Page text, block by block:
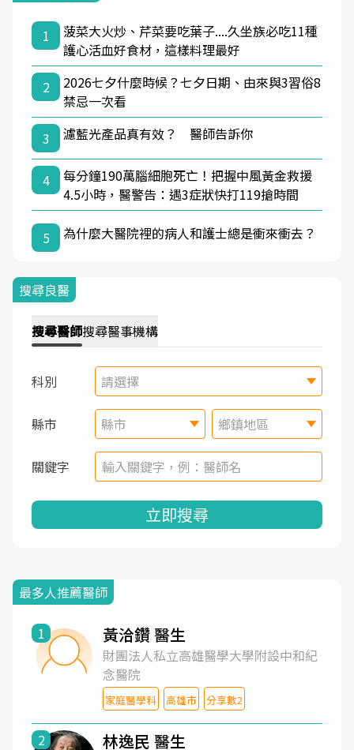
1
菠菜大火炒、芹菜要吃葉子....久坐族必吃11種
護心活血好食材，這樣料理最好
2
2026七夕什麼時候？七夕日期、由來與3習俗8
禁忌一次看
3
濾藍光產品真有效？ 醫師告訴你
4
每分鐘190萬腦細胞死亡！把握中風黃金救援
4.5小時，醫警告：遇3症狀快打119搶時間
5 為什麼大醫院裡的病人和護士總是衝來衝去？
搜尋良醫
搜尋醫師搜尋醫事機構
科別 請選擇
縣市 縣市 鄉鎮地區
關鍵字
立即搜尋
最多人推薦醫師
1 黃洽鑽 醫生
財團法人私立高雄醫學大學附設中和紀
念醫院
家庭醫學科 高雄市 分享數2
2 林逸民 醫生